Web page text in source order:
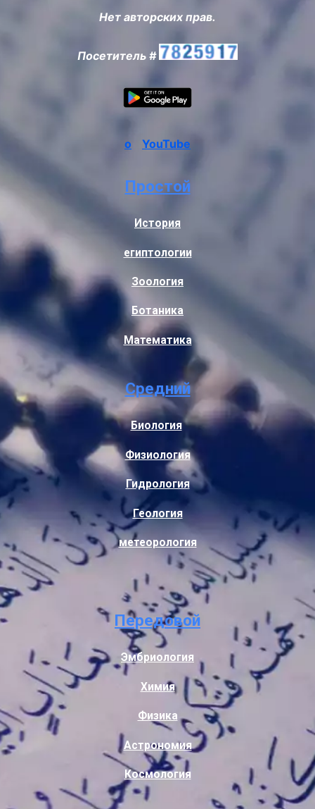
Нет авторских прав.
Посетитель #
о YouTube
Простой
История
египтологии
Зоология
Ботаника
Математика
Средний
Биология
Физиология
Гидрология
Геология
метеорология
Передовой
Эмбриология
Химия
Физика
Астрономия
Космология